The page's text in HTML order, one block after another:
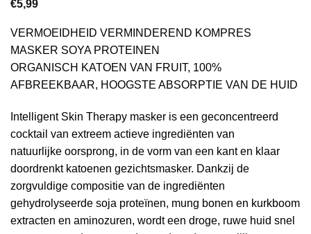
€5,99
VERMOEIDHEID VERMINDEREND KOMPRES
MASKER SOYA PROTEINEN
ORGANISCH KATOEN VAN FRUIT, 100%
AFBREEKBAAR, HOOGSTE ABSORPTIE VAN DE HUID
Intelligent Skin Therapy masker is een geconcentreerd
cocktail van extreem actieve ingrediënten van
natuurlijke oorsprong, in de vorm van een kant en klaar
doordrenkt katoenen gezichtsmasker. Dankzij de
zorgvuldige compositie van de ingrediënten
gehydrolyseerde soja proteïnen, mung bonen en kurkboom
extracten en aminozuren, wordt een droge, ruwe huid snel